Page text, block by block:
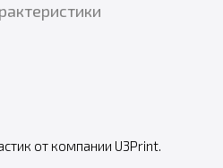
от компании U3Print.